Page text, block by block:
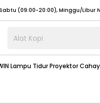
- Jumat (07:00 - 20:00), Sabtu -
(08:00 - 20:00), Sabtu -
(08:00 - 20:00), Sabtu -
Sabtu (09:00-20:00), Minggu/
Alat Kopi
Lampu Tidur Proyektor